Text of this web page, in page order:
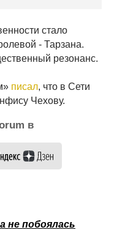
стало
- Тарзана.
резонанс.
писал, что в Сети
Чехову.
в
не побоялась